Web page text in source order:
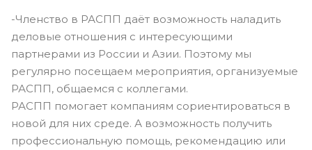
-Членство в РАСПП даёт возможность наладить
деловые отношения с интересующими
партнерами из России и Азии. Поэтому мы
регулярно посещаем мероприятия, организуемые
РАСПП, общаемся с коллегами.
РАСПП помогает компаниям сориентироваться в
новой для них среде. А возможность получить
профессиональную помощь, рекомендацию или